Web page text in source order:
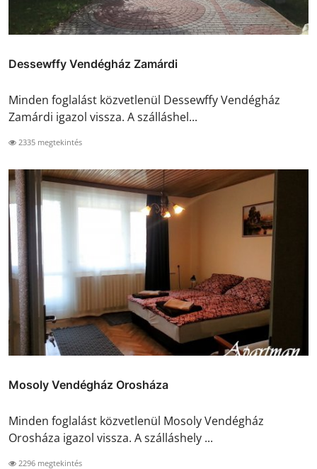
Dessewffy Vendégház Zamárdi
Minden foglalást közvetlenül Dessewffy Vendégház
Zamárdi igazol vissza. A szálláshel...
2335 megtekintés
Mosoly Vendégház Orosháza
Minden foglalást közvetlenül Mosoly Vendégház
Orosháza igazol vissza. A szálláshely ...
2296 megtekintés